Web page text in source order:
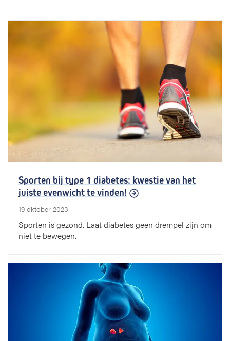
Sporten bij type 1 diabetes: kwestie van het
juiste evenwicht te vinden!
19 oktober 2023
Sporten is gezond. Laat diabetes geen drempel zijn om
niet te bewegen.